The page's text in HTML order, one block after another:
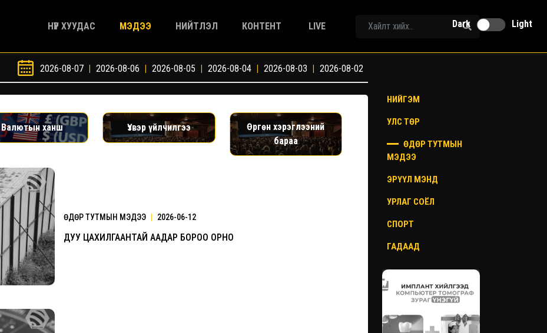
НҮҮР ХУУДАС МЭДЭЭ НИЙТЛЭЛ КОНТЕНТ LIVE Dark Light
2026-08-07 | 2026-08-06 | 2026-08-05 | 2026-08-04 | 2026-08-03 | 2026-08-02
Валютын ханш Үзвэр үйлчилгээ
Өргөн хэрэглээний
бараа
ӨДӨР ТУТМЫН МЭДЭЭ | 2026-06-12
ДУУ ЦАХИЛГААНТАЙ ААДАР БОРОО ОРНО
НИЙГЭМ
УЛС ТӨР
ӨДӨР ТУТМЫН
МЭДЭЭ
ЭРҮҮЛ МЭНД
УРЛАГ СОЁЛ
СПОРТ
ГАДААД